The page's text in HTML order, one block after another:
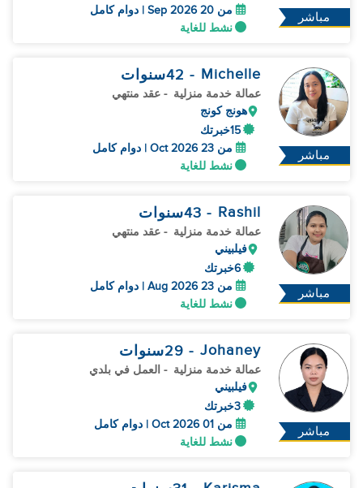
مباشر
من 20 Sep 2026 | دوام كامل
نشط للغاية
مباشر
Michelle
- 42 سنوات
عمالة خدمة منزلية - عقد منتهي
هونج كونج
15خبرتك
من 23 Oct 2026 | دوام كامل
نشط للغاية
مباشر
Rashil
- 43 سنوات
عمالة خدمة منزلية - عقد منتهي
فيلبيني
6خبرتك
من 23 Aug 2026 | دوام كامل
نشط للغاية
مباشر
Johaney
- 29 سنوات
عمالة خدمة منزلية - العمل في بلدي
فيلبيني
3خبرتك
من 01 Oct 2026 | دوام كامل
نشط للغاية